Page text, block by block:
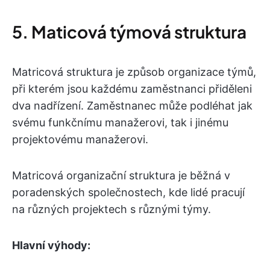
5. Maticová týmová struktura
Matricová struktura je způsob organizace týmů,
při kterém jsou každému zaměstnanci přiděleni
dva nadřízení. Zaměstnanec může podléhat jak
svému funkčnímu manažerovi, tak i jinému
projektovému manažerovi.
Matricová organizační struktura je běžná v
poradenských společnostech, kde lidé pracují
na různých projektech s různými týmy.
Hlavní výhody: